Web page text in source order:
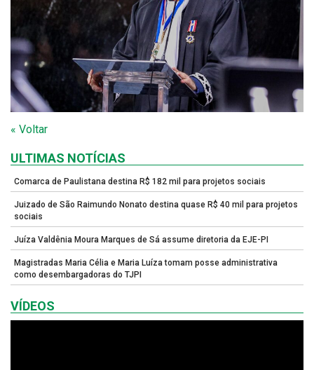
« Voltar
ULTIMAS NOTÍCIAS
Comarca de Paulistana destina R$ 182 mil para projetos sociais
Juizado de São Raimundo Nonato destina quase R$ 40 mil para projetos
sociais
Juíza Valdênia Moura Marques de Sá assume diretoria da EJE-PI
Magistradas Maria Célia e Maria Luíza tomam posse administrativa
como desembargadoras do TJPI
VÍDEOS